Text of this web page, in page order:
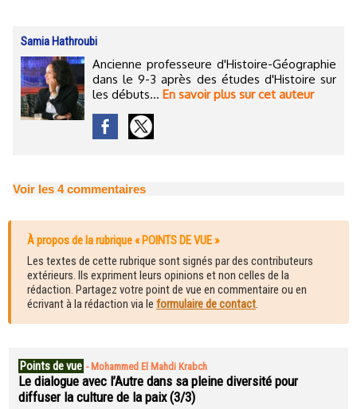
Samia Hathroubi
Ancienne professeure d'Histoire-Géographie
dans le 9-3 après des études d'Histoire sur
les débuts... En savoir plus sur cet auteur
Voir les 4commentaires
À propos de la rubrique « POINTS DE VUE »
Les textes de cette rubrique sont signés par des contributeurs
extérieurs. Ils expriment leurs opinions et non celles de la
rédaction. Partagez votre point de vue en commentaire ou en
écrivant à la rédaction via le formulaire de contact.
Points de vue - Mohammed El Mahdi Krabch
Le dialogue avec l’Autre dans sa pleine diversité pour
diffuser la culture de la paix (3/3)